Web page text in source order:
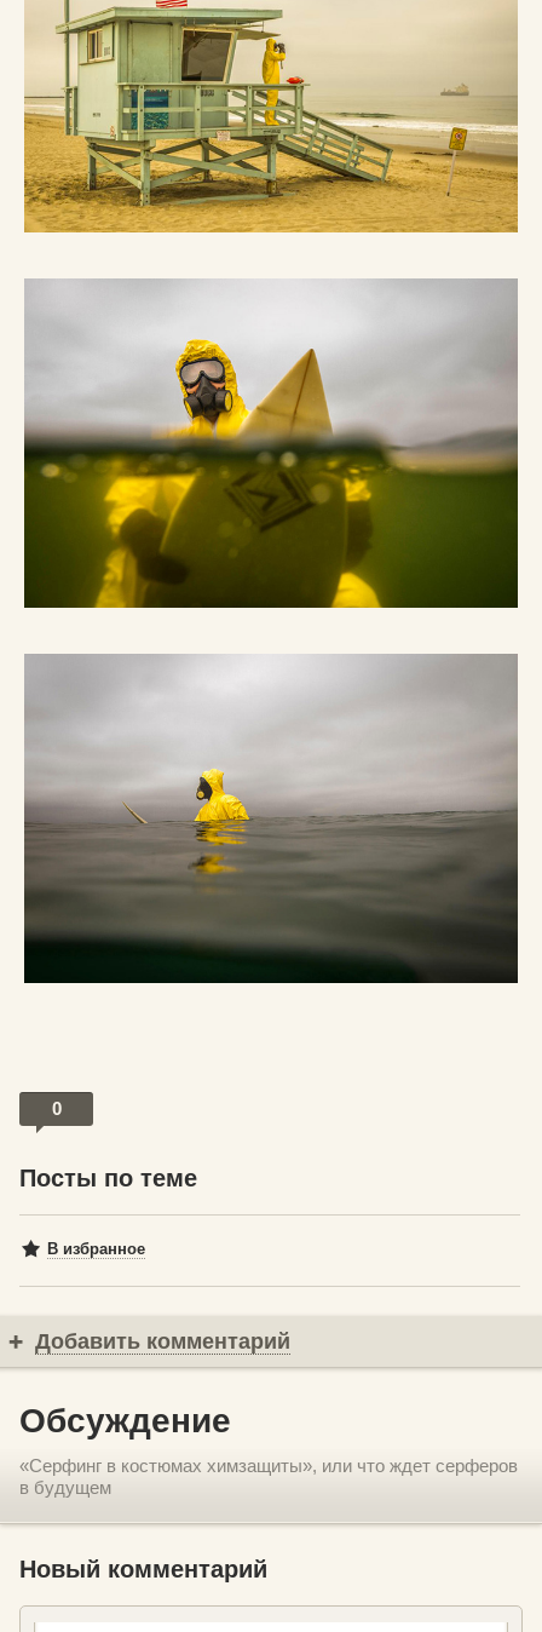
0
Посты по теме
В избранное
Добавить комментарий
Обсуждение
«Серфинг в костюмах химзащиты», или что ждет серферов
в будущем
Новый комментарий